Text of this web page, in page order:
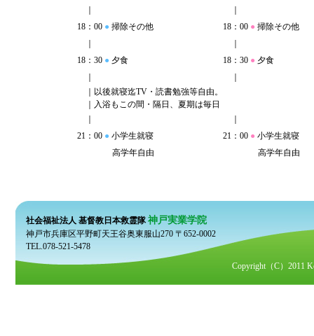
18：00 ● 掃除その他
18：30 ● 夕食
18：00 ● 掃除その他
18：30 ● 夕食
｜以後就寝迄TV・読書勉強等自由。
｜入浴もこの間・隔日、 夏期は毎日
21：00 ● 小学生就寝
高学年自由
21：00 ● 小学生就寝
高学年自由
社会福祉法人 基督教日本救霊隊神戸実業学院
神戸市兵庫区平野町天王谷奥東服山270 〒652-0002
TEL.078-521-5478
Copyright（C）2011